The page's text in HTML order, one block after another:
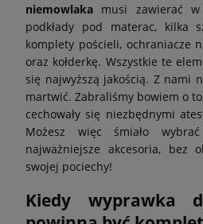
niemowlaka musi zawierać w
podkłady pod materac, kilka
komplety pościeli, ochraniacze
oraz kołderkę. Wszystkie te
się najwyższą jakością. Z nami
martwić. Zabraliśmy bowiem o
cechowały się niezbędnymi
Możesz więc śmiało
najważniejsze akcesoria, bez
swojej pociechy!
Kiedy wyprawka